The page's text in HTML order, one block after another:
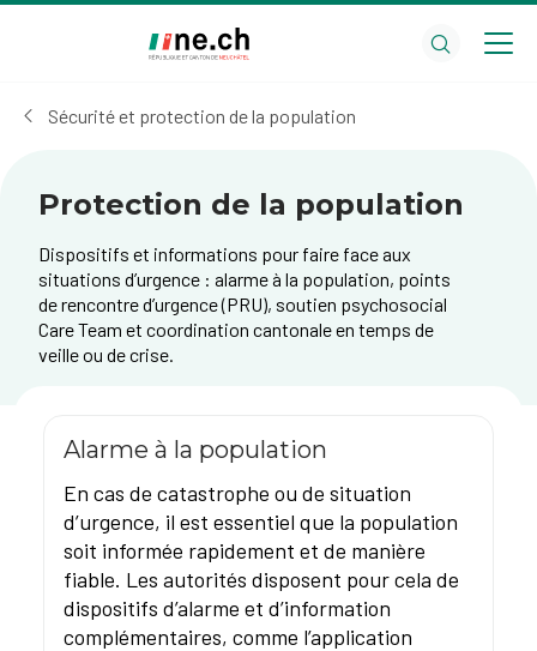
cookies
Sécurité et protection de la population
Protection de la population
Dispositifs et informations pour faire face aux
situations d’urgence : alarme à la population, points
de rencontre d’urgence (PRU), soutien psychosocial
Care Team et coordination cantonale en temps de
veille ou de crise.
Alarme à la population
En cas de catastrophe ou de situation
d’urgence, il est essentiel que la population
soit informée rapidement et de manière
fiable. Les autorités disposent pour cela de
dispositifs d’alarme et d’information
complémentaires, comme l’application